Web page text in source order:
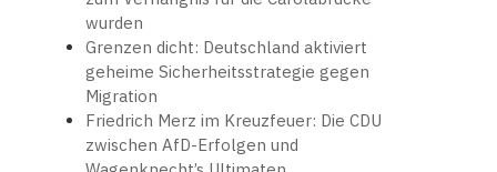
wurden
Grenzen dicht: Deutschland aktiviert
geheime Sicherheitsstrategie gegen
Migration
Friedrich Merz im Kreuzfeuer: Die CDU
zwischen AfD-Erfolgen und